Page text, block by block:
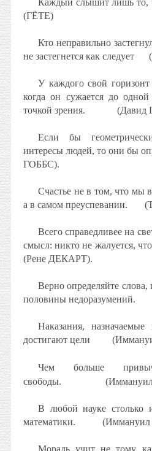
Каждый слышит лишь то,
(ГЁТЕ)
Кто неправильно
не застегнется как следует
У каждого свой
когда он сужается до одной
точкой зрения.
(Давид
Если бы
интересы людей, то они бы
ГОББС).
Счастье не в том, что мы
а в самом преуспевании.
Всего справедливее на
смысл: никто не жалуется,
(Рене ДЕКАРТ).
Верно определяйте
половины недоразумений.
Наказания,
достигают цели
Чем больше
свободы.
В любой науке столько
математики.